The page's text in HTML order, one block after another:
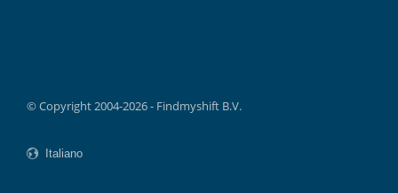
© Copyright 2004-2026 - Findmyshift B.V.